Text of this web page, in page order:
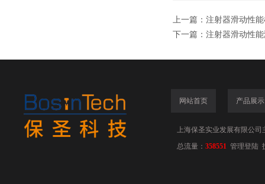
上一篇： 注射器滑动性
下一篇： 注射器滑动性
网站首页 产品展示
上海保圣实业发展有限公司
总流量： 358551 管理登陆